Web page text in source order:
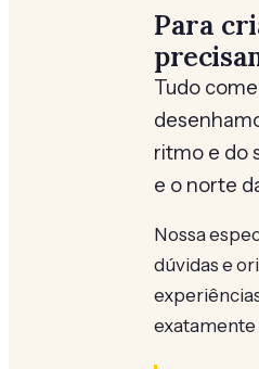
Para
Tudo
ritmo e do
e o norte
Nossa
dúvidas e
exatamente